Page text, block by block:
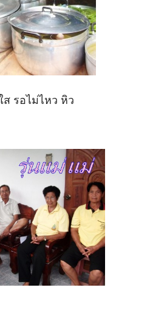
ส รอไม่ไหว หิว